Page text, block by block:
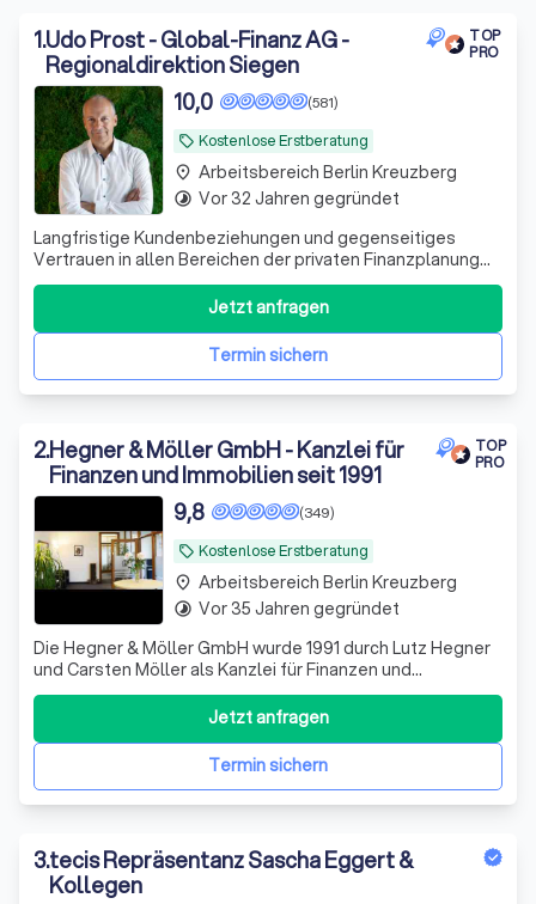
Baufinanzierung in Berlin Kreuzberg.
1.Udo Prost - Global-Finanz AG -
Regionaldirektion Siegen
TOP
PRO
local_offer Kostenlose Erstberatung
(581)
10,0
Langfristige Kundenbeziehungen und gegenseitiges
Vertrauen in allen Bereichen der privaten Finanzplanung
zeichnen uns aus. Im Bereich Kapitalanlage, Vorsorge und
Experten der Finanzanalyse für Privathaushalte - und
arbeiten unabhängig vonTermin sichern
Jetzt anfragen
place Arbeitsbereich Berlin Kreuzberg
timelapse Vor 32 Jahren gegründet
2.Hegner & Möller GmbH - Kanzlei für
Finanzen und Immobilien seit 1991
TOP
PRO
local_offer Kostenlose Erstberatung
(349)
9,8
Die Hegner & Möller GmbH wurde 1991 durch Lutz Hegner
und Carsten Möller als Kanzlei für Finanzen und
Immobilien gegründet. Wir haben uns auf
Finanzierungslösungen in schwierigen Fällen spezialisiert.
Täglich haben wir mit Kunden zu tun, die häufig bei Ihrer
Bank eine Kündigung oder Absage erhalten.
Termin sichern
Jetzt anfragen
place Arbeitsbereich Berlin Kreuzberg
timelapse Vor 35 Jahren gegründet
3.tecis Repräsentanz Sascha Eggert &
Kollegen